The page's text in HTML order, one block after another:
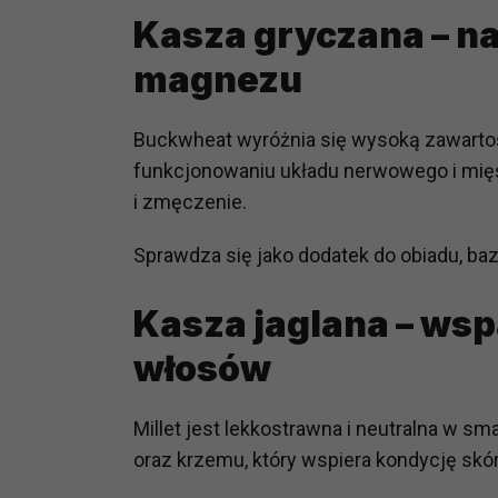
Kasza gryczana –
magnezu
Buckwheatwyróżnia się wysoką
funkcjonowaniu układu nerwowego i
i zmęczenie.
Sprawdza się jako dodatek do obiadu,
Kasza jaglana –
włosów
Millet jest lekkostrawna i neutralna w
oraz krzemu, który wspiera kondycję
Komu możemy przekazać dane?
Zgodnie z obowiązującym
obowiązującego prawa np. sądy
prawną. Pragniemy też
Zaufanych parterów.
Jakie masz prawa w stosunku
także wycofać zgodę na
szczegółowo tutaj.
Jakie są podstawy prawne
Podstawą prawną przetwarzania
analizowania ich i